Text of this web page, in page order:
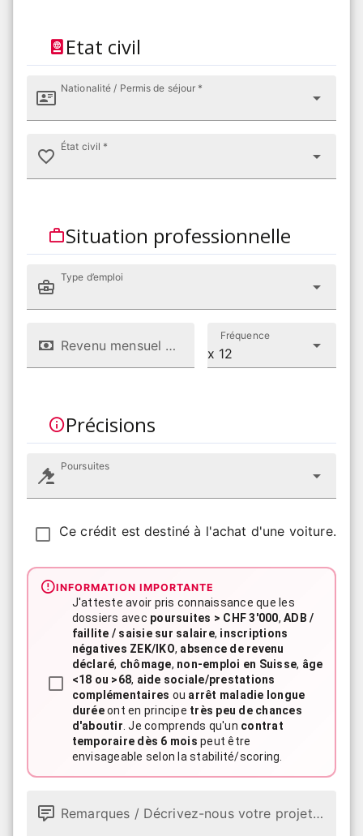
Etat civil
Nationalité / Permis de séjour *
État civil *
Situation professionnelle
Type d’emploi
Revenu mensuel net (CHF)
Fréquence
x 12
Précisions
Poursuites
Ce crédit est destiné à l'achat d'une voiture.
INFORMATION IMPORTANTE
J'atteste avoir pris connaissance que les
dossiers avec poursuites > CHF 3'000, ADB /
faillite / saisie sur salaire, inscriptions
négatives ZEK/IKO, absence de revenu
déclaré, chômage, non-emploi en Suisse, âge
<18 ou >68, aide sociale/prestations
complémentaires ou arrêt maladie longue
duréeont en principe très peu de chances
d'aboutir . Je comprends qu'un contrat
temporaire dès 6 mois peut être
envisageable selon la stabilité/scoring.
Remarques / Décrivez-nous votre projet (optionnel)